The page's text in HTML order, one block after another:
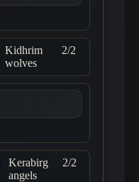
Kidhrim
wolves
2/2
Kerabirg
angels
2/2